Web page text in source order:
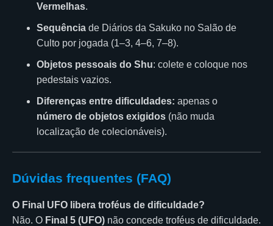
Vermelhas.
Sequência de Diários da Sakuko no Salão de
Culto por jogada (1–3, 4–6, 7–8).
Objetos pessoais do Shu: colete e coloque nos
pedestais vazios.
Diferenças entre dificuldades: apenas o
número de objetos exigidos (não muda
localização de colecionáveis).
Dúvidas frequentes (FAQ)
O Final UFO libera troféus de dificuldade?
Não. O Final 5 (UFO) não concede troféus de dificuldade.